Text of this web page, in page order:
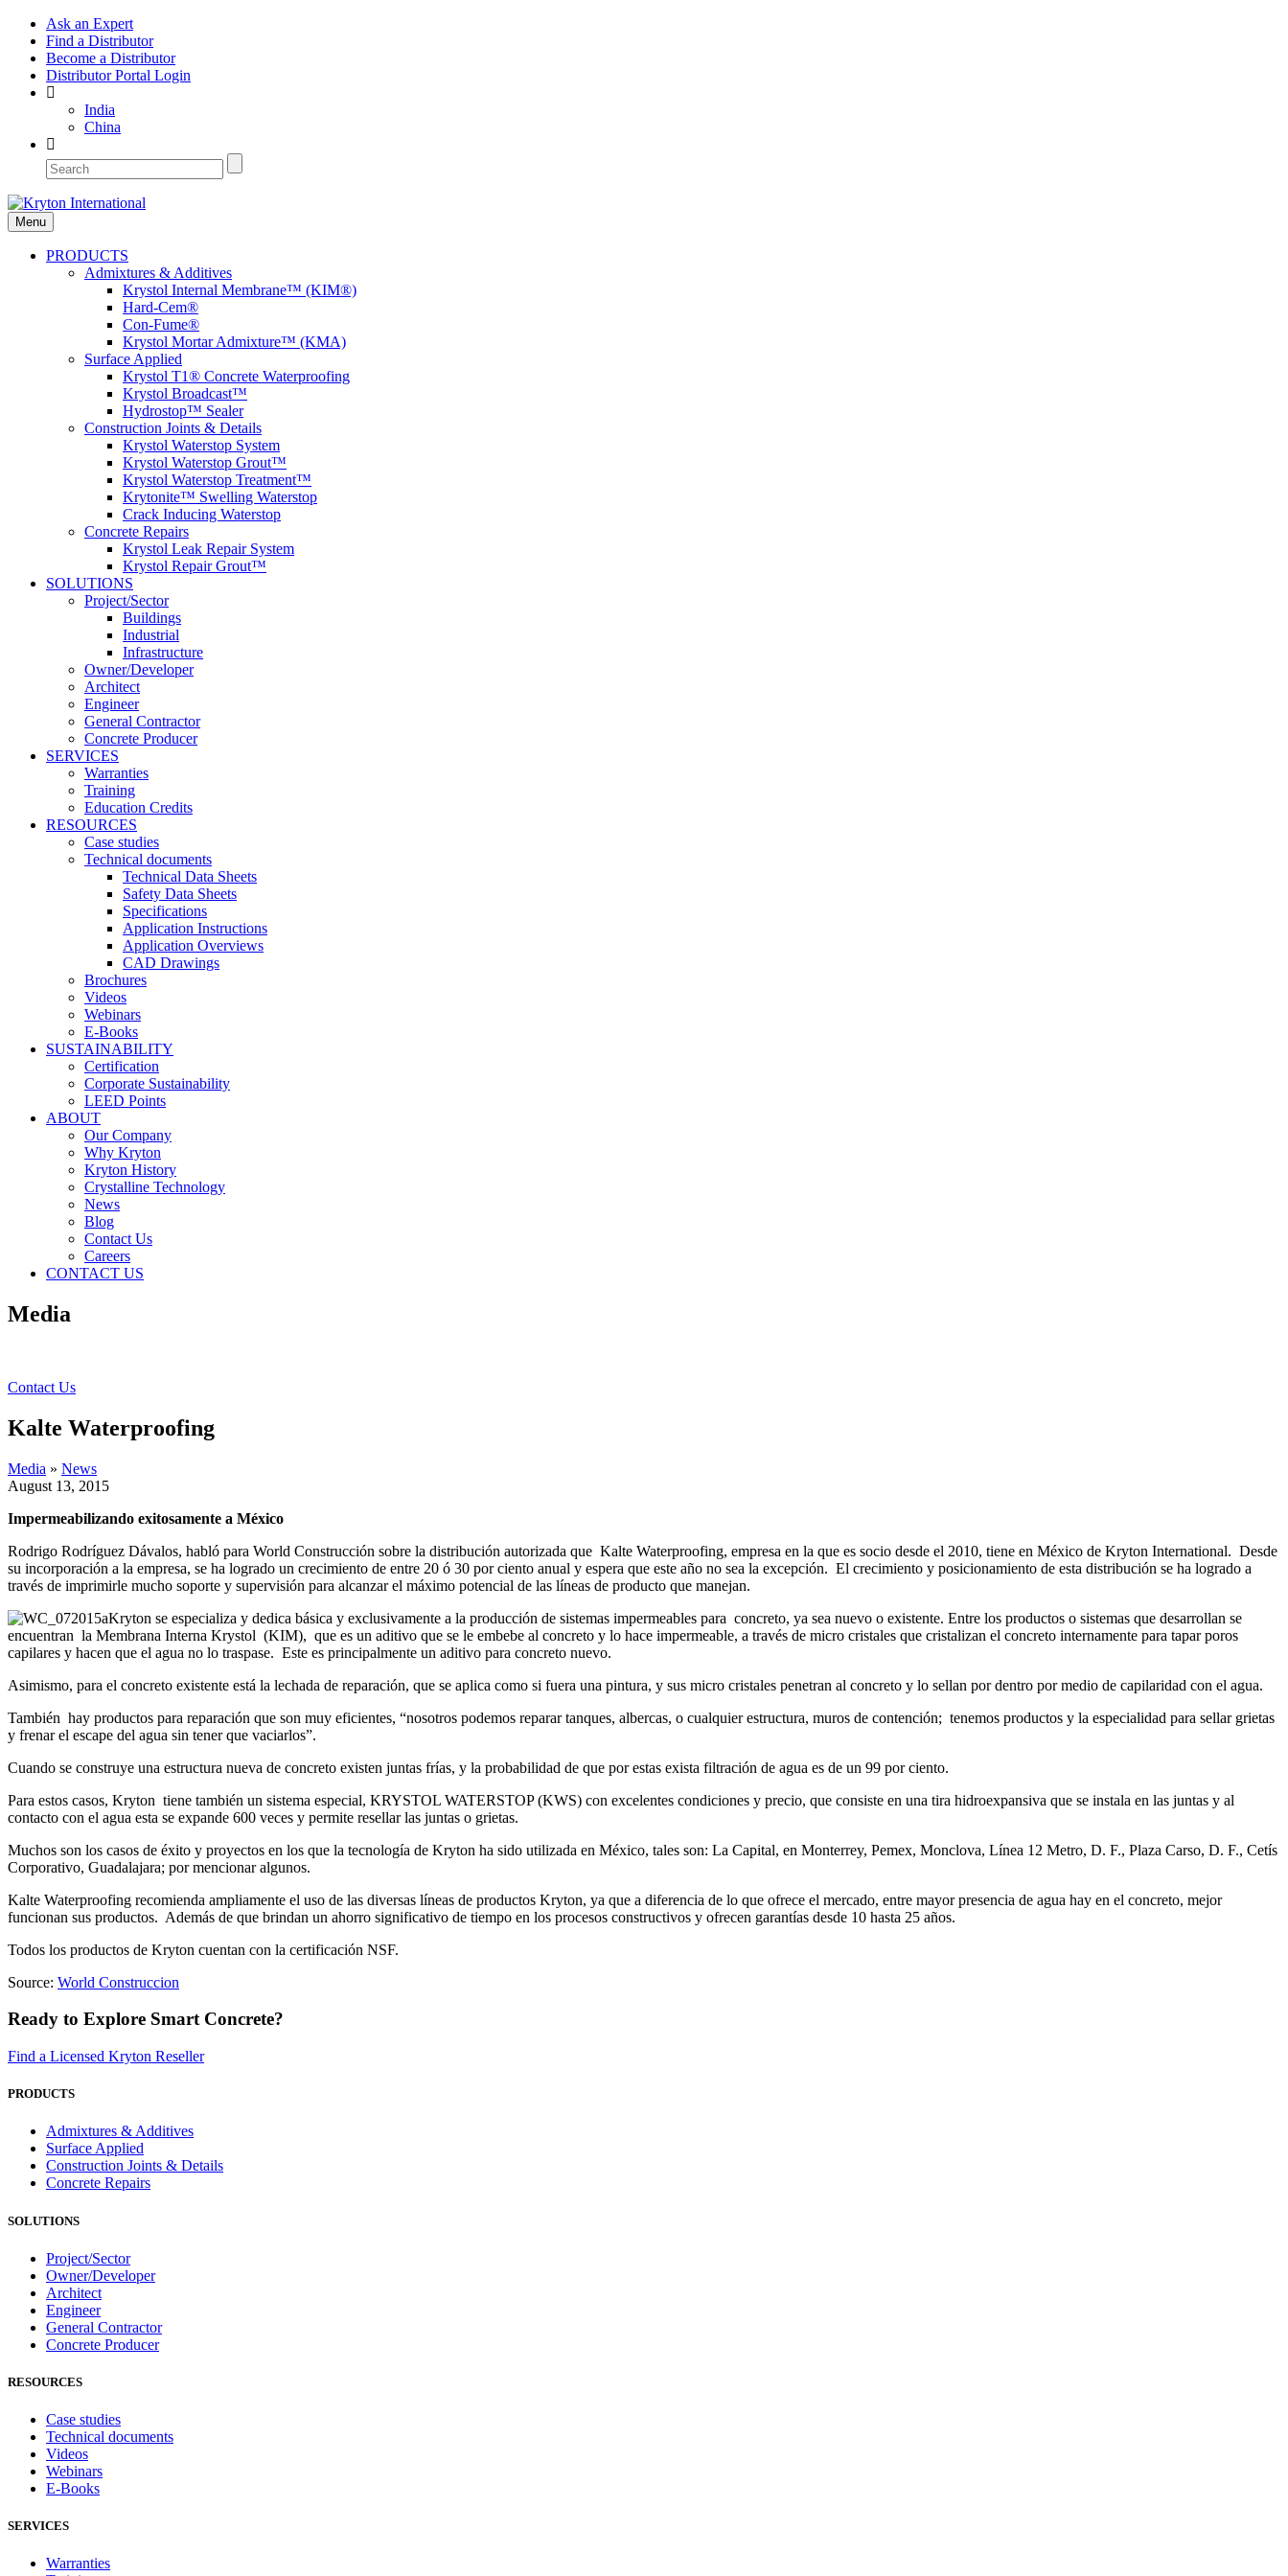
Ask an Expert
Find a Distributor
Become a Distributor
Distributor Portal Login
India
China
Menu
PRODUCTS
Admixtures & Additives
Krystol Internal Membrane™ (KIM®)
Hard-Cem®
Con-Fume®
Krystol Mortar Admixture™ (KMA)
Surface Applied
Krystol T1® Concrete Waterproofing
Krystol Broadcast™
Hydrostop™ Sealer
Construction Joints & Details
Krystol Waterstop System
Krystol Waterstop Grout™
Krystol Waterstop Treatment™
Krytonite™ Swelling Waterstop
Crack Inducing Waterstop
Concrete Repairs
Krystol Leak Repair System
Krystol Repair Grout™
SOLUTIONS
Project/Sector
Buildings
Industrial
Infrastructure
Owner/Developer
Architect
Engineer
General Contractor
Concrete Producer
SERVICES
Warranties
Training
Education Credits
RESOURCES
Case studies
Technical documents
Technical Data Sheets
Safety Data Sheets
Specifications
Application Instructions
Application Overviews
CAD Drawings
Brochures
Videos
Webinars
E-Books
SUSTAINABILITY
Certification
Corporate Sustainability
LEED Points
ABOUT
Our Company
Why Kryton
Kryton History
Crystalline Technology
News
Blog
Contact Us
Careers
CONTACT US
Media
Contact Us
Kalte Waterproofing
Media » News
August 13, 2015
Impermeabilizando exitosamente a México
Rodrigo Rodríguez Dávalos, habló para World Construcción sobre la distribución autorizada que Kalte Waterproofing, empresa en la que es socio desde el 2010, tiene en México de Kryton International. Desde
su incorporación a la empresa, se ha logrado un crecimiento de entre 20 ó 30 por ciento anual y espera que este año no sea la excepción. El crecimiento y posicionamiento de esta distribución se ha logrado a
través de imprimirle mucho soporte y supervisión para alcanzar el máximo potencial de las líneas de producto que manejan.
Kryton se especializa y dedica básica y exclusivamente a la producción de sistemas impermeables para concreto, ya sea nuevo o existente. Entre los productos o sistemas que desarrollan se
encuentran la Membrana Interna Krystol (KIM), que es un aditivo que se le embebe al concreto y lo hace impermeable, a través de micro cristales que cristalizan el concreto internamente para tapar poros
capilares y hacen que el agua no lo traspase. Este es principalmente un aditivo para concreto nuevo.
Asimismo, para el concreto existente está la lechada de reparación, que se aplica como si fuera una pintura, y sus micro cristales penetran al concreto y lo sellan por dentro por medio de capilaridad con el agua.
También hay productos para reparación que son muy eficientes, “nosotros podemos reparar tanques, albercas, o cualquier estructura, muros de contención; tenemos productos y la especialidad para sellar grietas
y frenar el escape del agua sin tener que vaciarlos”.
Cuando se construye una estructura nueva de concreto existen juntas frías, y la probabilidad de que por estas exista filtración de agua es de un 99 por ciento.
Para estos casos, Kryton tiene también un sistema especial, KRYSTOL WATERSTOP (KWS) con excelentes condiciones y precio, que consiste en una tira hidroexpansiva que se instala en las juntas y al
contacto con el agua esta se expande 600 veces y permite resellar las juntas o grietas.
Muchos son los casos de éxito y proyectos en los que la tecnología de Kryton ha sido utilizada en México, tales son: La Capital, en Monterrey, Pemex, Monclova, Línea 12 Metro, D. F., Plaza Carso, D. F., Cetís
Corporativo, Guadalajara; por mencionar algunos.
Kalte Waterproofing recomienda ampliamente el uso de las diversas líneas de productos Kryton, ya que a diferencia de lo que ofrece el mercado, entre mayor presencia de agua hay en el concreto, mejor
funcionan sus productos. Además de que brindan un ahorro significativo de tiempo en los procesos constructivos y ofrecen garantías desde 10 hasta 25 años.
Todos los productos de Kryton cuentan con la certificación NSF.
Source: World Construccion
Ready to Explore Smart Concrete?
Find a Licensed Kryton Reseller
PRODUCTS
Admixtures & Additives
Surface Applied
Construction Joints & Details
Concrete Repairs
SOLUTIONS
Project/Sector
Owner/Developer
Architect
Engineer
General Contractor
Concrete Producer
RESOURCES
Case studies
Technical documents
Videos
Webinars
E-Books
SERVICES
Warranties